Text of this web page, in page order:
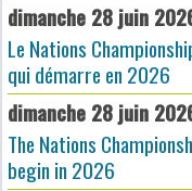
dimanche 28 juin
Le Nations
qui démarre en 2026
dimanche 28 juin
The Nations
begin in 2026